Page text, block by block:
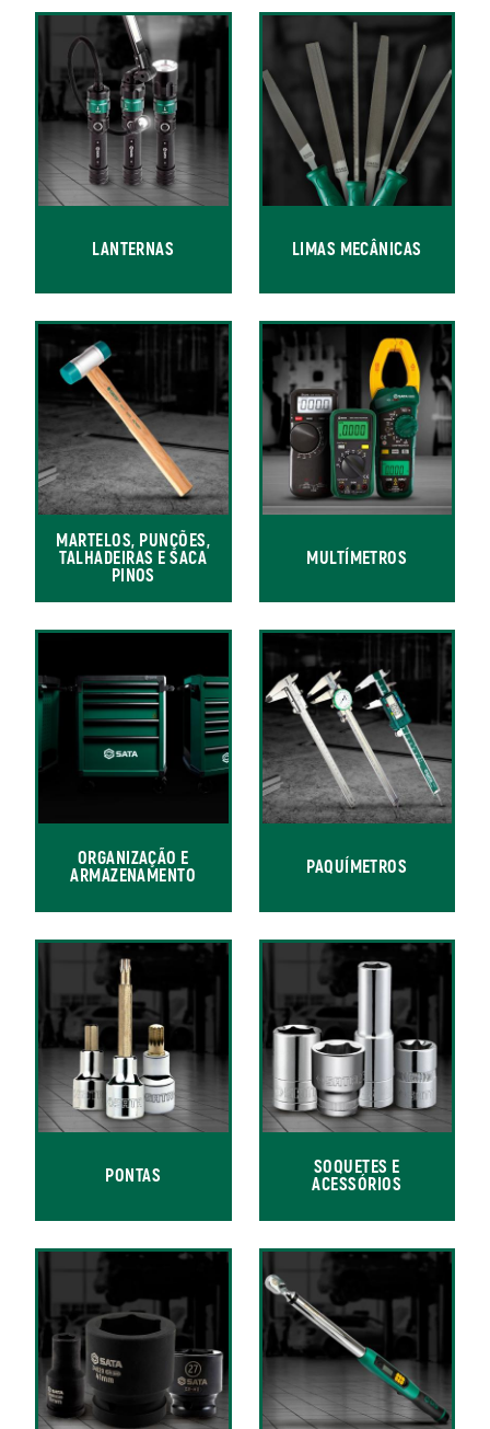
LANTERNAS LIMAS MECÂNICAS
MARTELOS, PUNÇÕES,
TALHADEIRAS E SACA
PINOS
MULTÍMETROS
ORGANIZAÇÃO E
ARMAZENAMENTO
PAQUÍMETROS
PONTAS
SOQUETES E
ACESSÓRIOS